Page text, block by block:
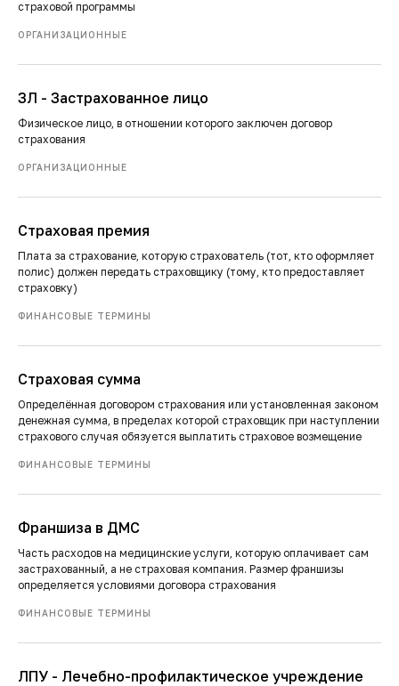
страховой программы
ОРГАНИЗАЦИОННЫЕ
ЗЛ - Застрахованное лицо
Физическое лицо, в отношении которого заключен договор
страхования
ОРГАНИЗАЦИОННЫЕ
Страховая премия
Плата за страхование, которую страхователь (тот, кто оформляет
полис) должен передать страховщику (тому, кто предоставляет
страховку)
ФИНАНСОВЫЕ ТЕРМИНЫ
Страховая сумма
Определённая договором страхования или установленная законом
денежная сумма, в пределах которой страховщик при наступлении
страхового случая обязуется выплатить страховое возмещение
ФИНАНСОВЫЕ ТЕРМИНЫ
Франшиза в ДМС
Часть расходов на медицинские услуги, которую оплачивает сам
застрахованный, а не страховая компания. Размер франшизы
определяется условиями договора страхования
ФИНАНСОВЫЕ ТЕРМИНЫ
ЛПУ - Лечебно-профилактическое учреждение